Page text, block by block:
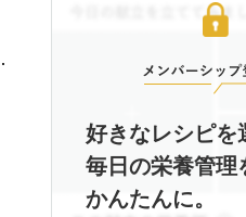
好きなレシピを
毎日の栄養管理
かんたんに。